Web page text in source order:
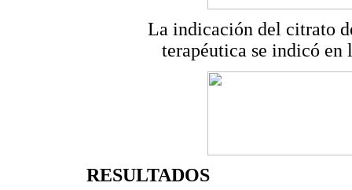
La indicación del citrato
terapéutica se indicó en
RESULTADOS